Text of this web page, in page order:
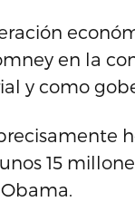
en la
y como
15